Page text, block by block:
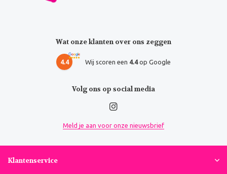
Wat onze klanten over ons zeggen
4.4 Wij scoren een 4.4op Google
Volg ons op social media
Meld je aan voor onze nieuwsbrief
Klantenservice